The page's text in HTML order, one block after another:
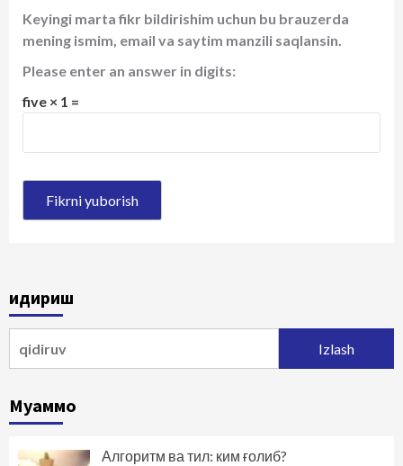
Keyingi marta fikr bildirishim uchun bu brauzerda
mening ismim, email va saytim manzili saqlansin.
Please enter an answer in digits:
five × 1 =
Қидириш
Муаммо
Алгоритм ва тил: ким ғолиб?